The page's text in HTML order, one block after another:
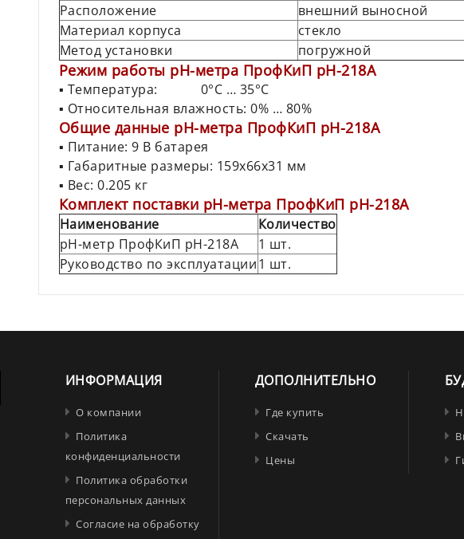
Расположение
внешний выносной
Материал корпуса
стекло
Метод установки
погружной
Режим работы pH-метра ПрофКиП pH-218А
▪ Температура: 0°С … 35°С
▪ Относительная влажность: 0% … 80%
Общие данные pH-метра ПрофКиП pH-218А
▪ Питание: 9 В батарея
▪ Габаритные размеры: 159х66х31 мм
▪ Вес: 0.205 кг
Комплект поставки pH-метра ПрофКиП pH-218А
Наименование
Количество
pH-метр ПрофКиП pH-218А
1 шт.
Руководство по эксплуатации1 шт.
ИНФОРМАЦИЯ
О компании
Политика
конфиденциальности
Политика обработки
персональных данных
Согласие на обработку
ДОПОЛНИТЕЛЬНО
Где купить
Скачать
Цены